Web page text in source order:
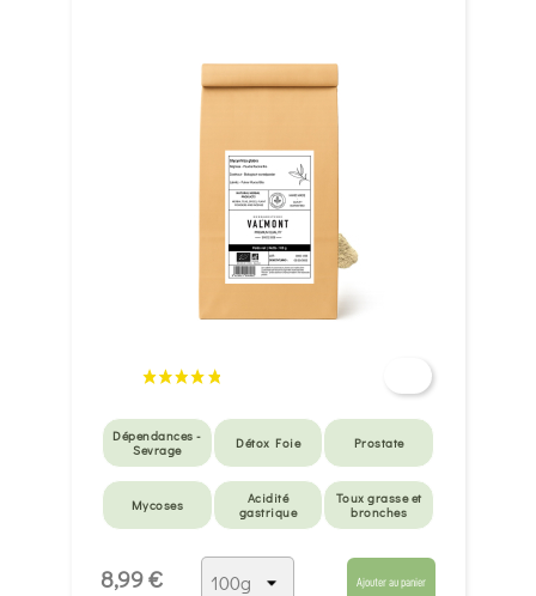
Dépendances -
Sevrage
Détox Foie Prostate
Mycoses
Acidité
gastrique
Toux grasse et
bronches
Toux sèche et
gorge irritée
8,99 € Ajouter au panier